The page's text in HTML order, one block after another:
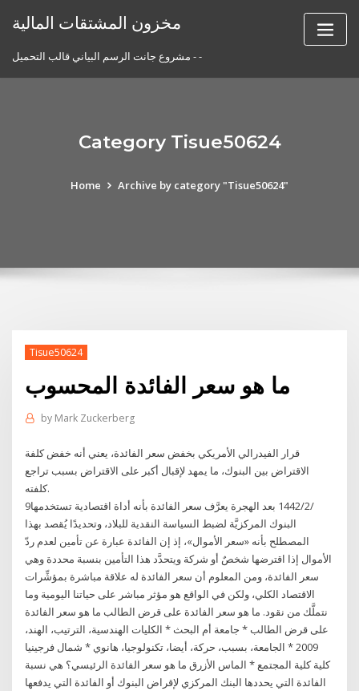
مخزون المشتقات المالية
مشروع جانت الرسم البياني قالب التحميل - -
Category Tisue50624
Home Archive by category "Tisue50624"
Tisue50624
ما هو سعر الفائدة المحسوب
by Mark Zuckerberg
قرار الفيدرالي الأمريكي بخفض سعر الفائدة، يعني أنه خفض كلفة
الاقتراض بين البنوك، ما يمهد لإقبال أكبر على الاقتراض بسبب تراجع
كلفته.
9‏‏/2‏‏/1442 بعد الهجرة يعرَّف سعر الفائدة بأنه أداة اقتصادية تستخدمها
البنوك المركزيَّة لضبط السياسة النقدية للبلاد، وتحديدًا يُقصد بهذا
المصطلح بأنه «سعر الأموال»، إذ إن الفائدة عبارة عن تأمين لعدم ردّ
الأموال إذا اقترضها شخصٌ أو شركة ويتحدَّد هذا التأمين بنسبة محددة وهي
سعر الفائدة، ومن المعلوم أن سعر الفائدة له علاقة مباشرة بمؤشِّرات
الاقتصاد الكلي، ولكن في الواقع هو مؤثر مباشر على حياتنا اليومية وما
نتملَّك من نقود. ما هو سعر الفائدة على قرض الطالب ما هو سعر الفائدة
على قرض الطالب * جامعة أم البحث * الكليات الهندسية، الترتيب، الهند،
2009 * الجامعة، بسبب، حركة، أيضا، تكنولوجيا، هانوي * شمال فرجينيا
كلية كلية المجتمع * الماس الأزرق ما هو سعر الفائدة الرئيسي؟ هي نسبة
الفائدة التي يحددها البنك المركزي لإقراض البنوك أو الفائدة التي يدفعها